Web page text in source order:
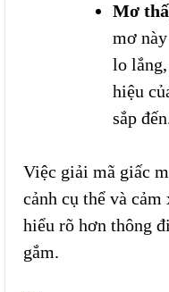
Mơ
mơ
lo
hiệu
sắp
Việc giải mã giấc
cảnh cụ thể và
hiểu rõ hơn thông
gắm.